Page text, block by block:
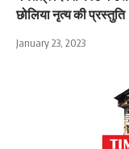
छोलिया नृत्य की प्रस्तुति
January 23, 2023